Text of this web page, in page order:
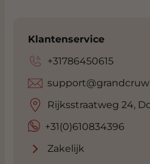
Klantenservice
+31786450615
+31(0)610834396
Rijksstraatweg 24,
Zakelijk